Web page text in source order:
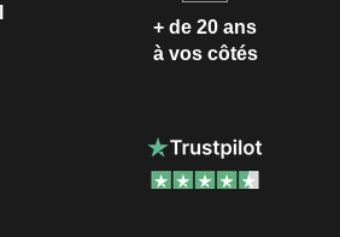
+ de 20 ans
à vos côtés